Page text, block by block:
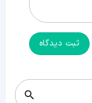
ثبت دیدگاه